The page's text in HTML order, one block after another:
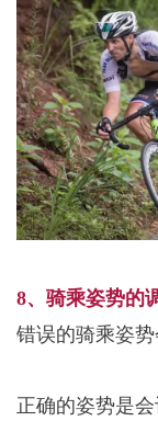
8、骑乘姿势的
错误的骑乘姿势
正确的姿势是